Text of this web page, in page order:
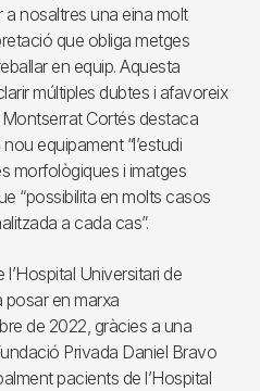
nosaltres una eina molt
que obliga metges
en equip. Aquesta
múltiples dubtes i afavoreix
Cortés destaca
equipament “l’estudi
morfològiques i imatges
“possibilita en molts casos
a cada cas”.
l’Hospital Universitari de
en marxa
de 2022, gràcies a una
Privada Daniel Bravo
pacients de l’Hospital